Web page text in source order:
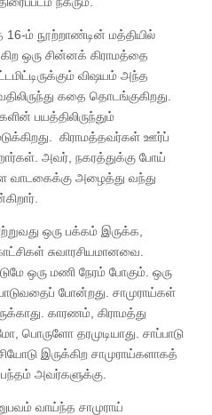
16-ம் நூற்றாண்டின் மத்தியில்
ஒரு சின்னக் கிராமத்தை
விஷயம் அந்த
கதை தொடங்குகிறது.
பயத்திலிருந்தும்
கிராமத்தவர்கள் ஊர்ப்
அவர், நகரத்துக்கு போய்
வாடகைக்கு அழைத்து வந்து
ஒரு பக்கம் இருக்க,
சுவாரசியமானவை.
ஒரு மணி நேரம் போகும். ஒரு
போன்றது. சாமுராய்கள்
காரணம், கிராமத்து
பொருளோ தரமுடியாது. சாப்பாடு
இருக்கிற சாமுராய்களாகத்
அவர்களுக்கு.
வாய்ந்த சாமுராய்